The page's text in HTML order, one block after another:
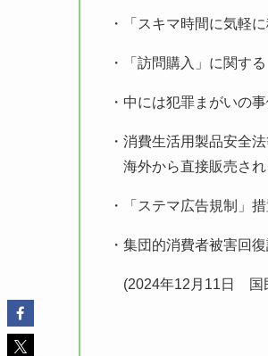
・「スキマ時間に気軽
・「訪問購入」に関す
・中には犯罪まがいの
・消費生活用製品安全
海外から直接販売され
・「ステマ広告規制」
・集団的消費者被害回
(2024年12月11日 国